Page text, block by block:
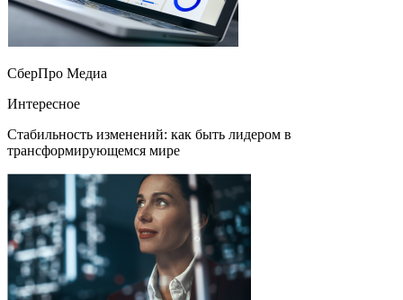
СберПро Медиа
Интересное
Стабильность изменений: как быть лидером в
трансформирующемся мире